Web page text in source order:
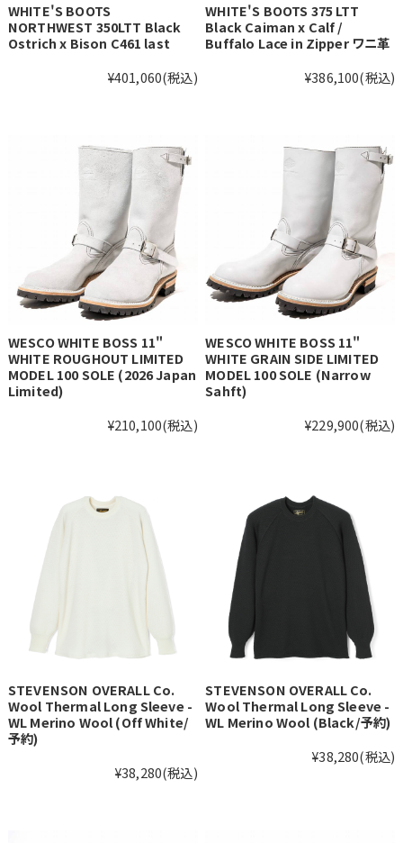
WHITE'S BOOTS
NORTHWEST 350LTT Black
Ostrich x Bison C461 last
¥401,060(税込)
WHITE'S BOOTS 375 LTT
Black Caiman x Calf /
Buffalo Lace in Zipper ワニ革
¥386,100(税込)
WESCO WHITE BOSS 11"
WHITE ROUGHOUT LIMITED
MODEL 100 SOLE (2026 Japan
Limited)
¥210,100(税込)
WESCO WHITE BOSS 11"
WHITE GRAIN SIDE LIMITED
MODEL 100 SOLE (Narrow
Sahft)
¥229,900(税込)
STEVENSON OVERALL Co.
Wool Thermal Long Sleeve -
WL Merino Wool (Off White/
予約)
¥38,280(税込)
STEVENSON OVERALL Co.
Wool Thermal Long Sleeve -
WL Merino Wool (Black/予約)
¥38,280(税込)